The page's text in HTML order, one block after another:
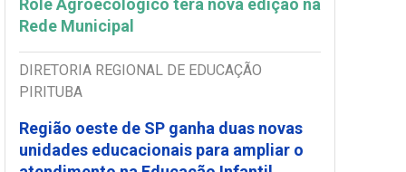
Rolê Agroecológico terá nova edição na
Rede Municipal
DIRETORIA REGIONAL DE EDUCAÇÃO
PIRITUBA
Região oeste de SP ganha duas novas
unidades educacionais para ampliar o